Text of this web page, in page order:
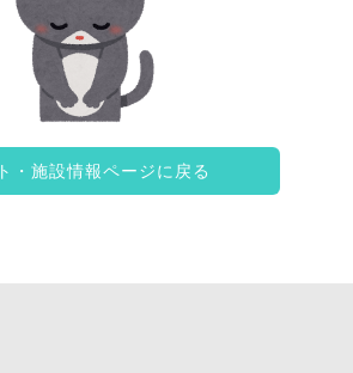
・施設情報ページに戻る